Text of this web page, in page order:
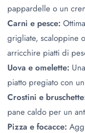
pappardelle o un
Carni e pesce:
grigliate, scaloppine
arricchire piatti di
Uova e omelette:
piatto pregiato con
Crostini e
pane caldo per un
Pizza e focacce: